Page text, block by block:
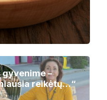
–
reikėtų…“